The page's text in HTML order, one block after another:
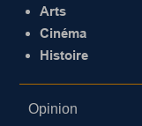
Arts
Cinéma
Histoire
Opinion